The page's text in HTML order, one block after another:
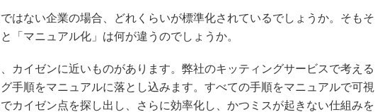
はない企業の場合、どれくらいが標準化されているでしょうか。そもそ
「マニュアル化」は何が違うのでしょうか。
、カイゼンに近いものがあります。弊社のキッティングサービスで考える
手順をマニュアルに落とし込みます。すべての手順をマニュアルで可視
カイゼン点を探し出し、さらに効率化し、かつミスが起きない仕組みを